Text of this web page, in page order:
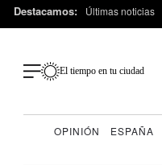
Destacamos: Últimas noticias
El tiempo en tu ciudad
OPINIÓN ESPAÑA